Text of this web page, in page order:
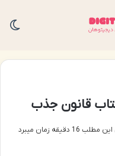
قانون جذب
16 دقیقه زمان میبرد